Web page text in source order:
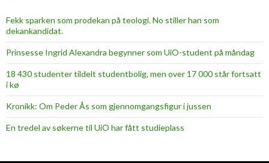
Fekk sparken som prodekan på teologi. No stiller han som
dekankandidat.
Prinsesse Ingrid Alexandra begynner som UiO-student på måndag
18 430 studenter tildelt studentbolig, men over 17 000 står fortsatt
i kø
Kronikk: Om Peder Ås som gjennomgangsfigur i jussen
En tredel av søkerne til UiO har fått studieplass